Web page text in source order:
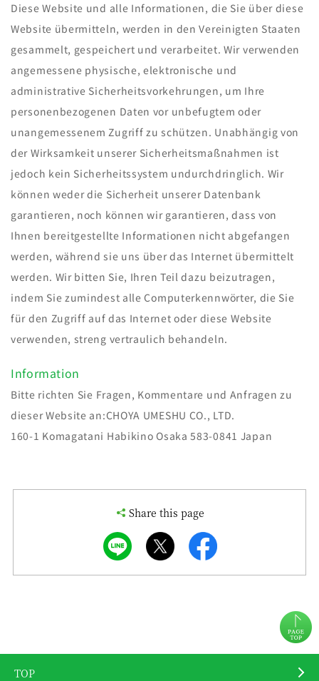
Diese Website und alle Informationen, die Sie über diese
Website übermitteln, werden in den Vereinigten Staaten
gesammelt, gespeichert und verarbeitet. Wir verwenden
angemessene physische, elektronische und
administrative Sicherheitsvorkehrungen, um Ihre
personenbezogenen Daten vor unbefugtem oder
unangemessenem Zugriff zu schützen. Unabhängig von
der Wirksamkeit unserer Sicherheitsmaßnahmen ist
jedoch kein Sicherheitssystem undurchdringlich. Wir
können weder die Sicherheit unserer Datenbank
garantieren, noch können wir garantieren, dass von
Ihnen bereitgestellte Informationen nicht abgefangen
werden, während sie uns über das Internet übermittelt
werden. Wir bitten Sie, Ihren Teil dazu beizutragen,
indem Sie zumindest alle Computerkennwörter, die Sie
für den Zugriff auf das Internet oder diese Website
verwenden, streng vertraulich behandeln.
Information
Bitte richten Sie Fragen, Kommentare und Anfragen zu
dieser Website an:CHOYA UMESHU CO., LTD.
160-1 Komagatani Habikino Osaka 583-0841 Japan
Share this page
TOP